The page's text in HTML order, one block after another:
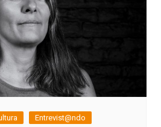
Entrevist@ndo